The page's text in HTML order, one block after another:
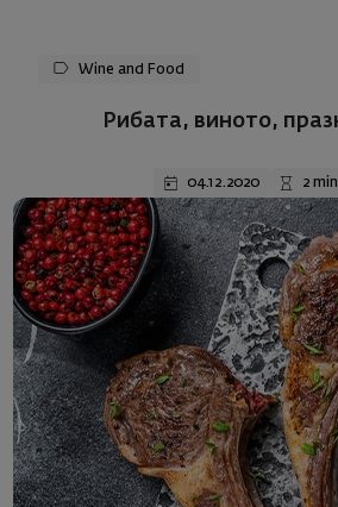
Wine and Food
Рибата, виното,
04.12.2020 2